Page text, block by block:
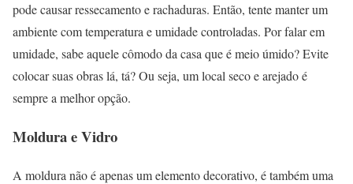
pode causar ressecamento e rachaduras. Então, tente manter um
ambiente com temperatura e umidade controladas. Por falar em
umidade, sabe aquele cômodo da casa que é meio úmido? Evite
colocar suas obras lá, tá? Ou seja, um local seco e arejado é
sempre a melhor opção.
Moldura e Vidro
A moldura não é apenas um elemento decorativo, é também uma